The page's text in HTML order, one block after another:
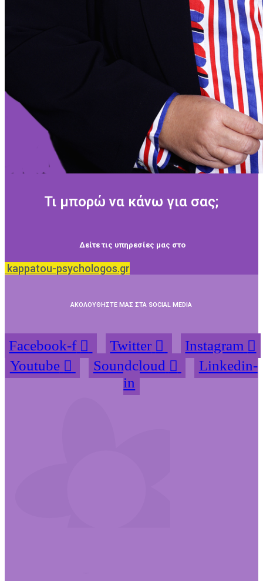
Τι μπορώ να κάνω για σας;
Δείτε τις υπηρεσίες μας στο
kappatou-psychologos.gr
ΑΚΟΛΟΥΘΗΣΤΕ ΜΑΣ ΣΤΑ SOCIAL MEDIA
Facebook-f Twitter
Instagram
Youtube
Soundcloud
Linkedin-
in